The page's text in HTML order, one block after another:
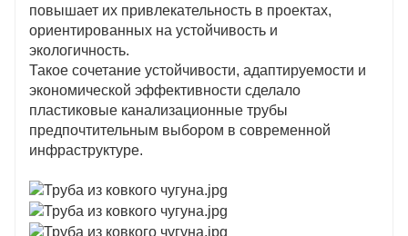
повышает их привлекательность в проектах,
ориентированных на устойчивость и
экологичность.
Такое сочетание устойчивости, адаптируемости и
экономической эффективности сделало
пластиковые канализационные трубы
предпочтительным выбором в современной
инфраструктуре.